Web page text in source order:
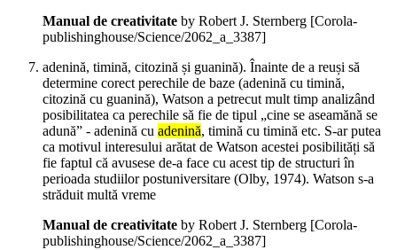
Manual de creativitate by Robert J. Sternberg [Corola-
publishinghouse/Science/2062_a_3387]
adenină, timină, citozină și guanină). Înainte de a reuși să
determine corect perechile de baze (adenină cu timină,
citozină cu guanină), Watson a petrecut mult timp analizând
posibilitatea ca perechile să fie de tipul „cine se aseamănă se
adună” - adenină cu adenină, timină cu timină etc. S-ar putea
ca motivul interesului arătat de Watson acestei posibilități să
fie faptul că avusese de-a face cu acest tip de structuri în
perioada studiilor postuniversitare (Olby, 1974). Watson s-a
străduit multă vreme
Manual de creativitate by Robert J. Sternberg [Corola-
publishinghouse/Science/2062_a_3387]